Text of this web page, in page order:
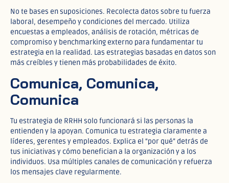
No te bases en suposiciones. Recolecta datos sobre tu fuerza
laboral, desempeño y condiciones del mercado. Utiliza
encuestas a empleados, análisis de rotación, métricas de
compromiso y benchmarking externo para fundamentar tu
estrategia en la realidad. Las estrategias basadas en datos son
más creíbles y tienen más probabilidades de éxito.
Comunica, Comunica,
Comunica
Tu estrategia de RRHH solo funcionará si las personas la
entienden y la apoyan. Comunica tu estrategia claramente a
líderes, gerentes y empleados. Explica el “por qué” detrás de
tus iniciativas y cómo benefician a la organización y a los
individuos. Usa múltiples canales de comunicación y refuerza
los mensajes clave regularmente.